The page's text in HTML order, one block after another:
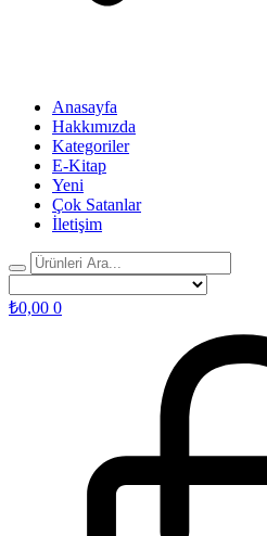
Anasayfa
Hakkımızda
Kategoriler
E-Kitap
Yeni
Çok Satanlar
İletişim
₺0,00 0